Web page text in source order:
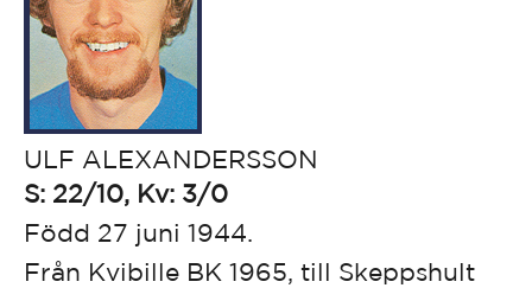
ULF ALEXANDERSSON
S: 22/10, Kv: 3/0
Född 27 juni 1944.
Från Kvibille BK 1965, till Skeppshult